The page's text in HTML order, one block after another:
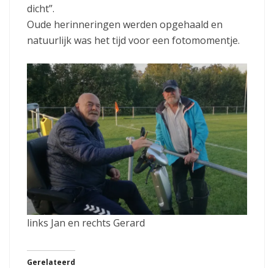
dicht”.
Oude herinneringen werden opgehaald en
natuurlijk was het tijd voor een fotomomentje.
links Jan en rechts Gerard
Gerelateerd